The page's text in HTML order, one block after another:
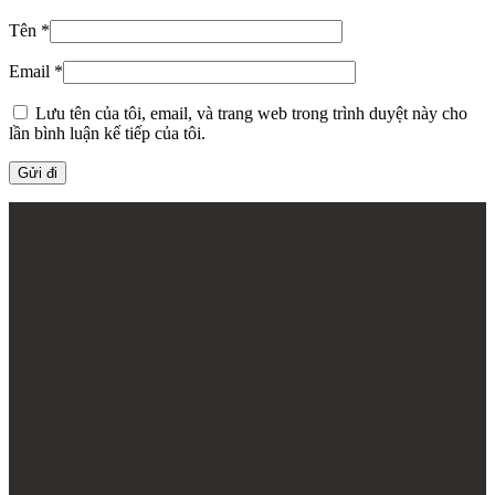
Tên *
Email *
Lưu tên của tôi, email, và trang web trong trình duyệt này cho
lần bình luận kế tiếp của tôi.